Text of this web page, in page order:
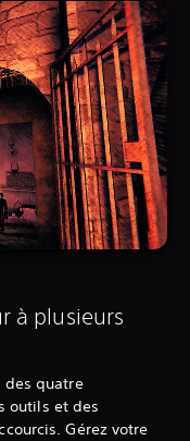
à plusieurs
des quatre
outils et des
Gérez votre